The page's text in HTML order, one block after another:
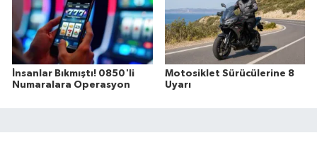
İnsanlar Bıkmıştı! 0850'li
Numaralara Operasyon
Motosiklet Sürücülerine 8
Uyarı